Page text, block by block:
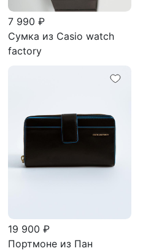
7 990 ₽
Сумка из Casio watch
factory
19 900 ₽
Портмоне из Пан